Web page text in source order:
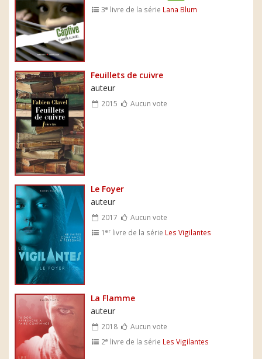
3e livre de la série Lana Blum
Feuillets de cuivre
auteur
2015 Aucun vote
Le Foyer
auteur
2017
Aucun vote
1er livre de la série Les Vigilantes
La Flamme
auteur
2018
Aucun vote
2e livre de la série Les Vigilantes